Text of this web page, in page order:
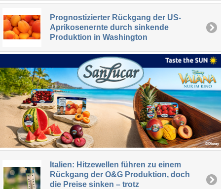
Prognostizierter Rückgang der US-
Aprikosenernte durch sinkende
Produktion in Washington
Italien: Hitzewellen führen zu einem
Rückgang der O&G Produktion, doch
die Preise sinken – trotz